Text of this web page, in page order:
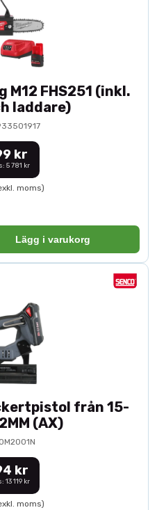
M12 FHS251 (inkl.
laddare)
kr
5 781 kr
moms)
Lägg i varukorg
från 15-
(AX)
kr
13 119 kr
moms)